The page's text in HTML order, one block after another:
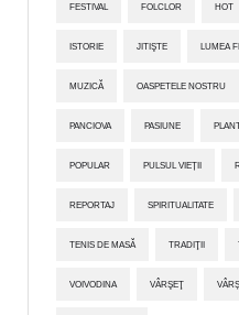
FESTIVAL FOLCLOR HOT
ISTORIE JITIŞTE LUMEA
MUZICĂ OASPETELE NOSTRU
PANCIOVA PASIUNE
POPULAR PULSUL VIEȚII
REPORTAJ SPIRITUALITATE
TENIS DE MASĂ TRADIŢII
VOIVODINA VÂRŞEŢ